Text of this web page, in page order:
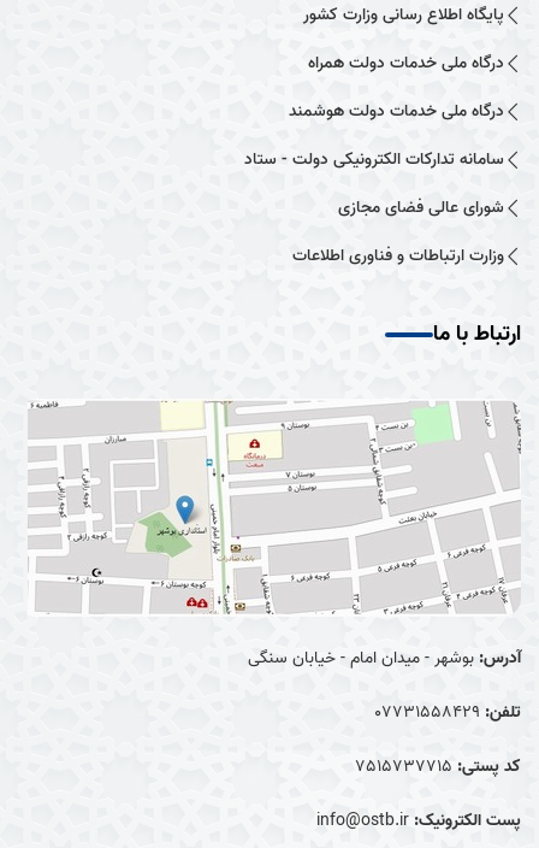
پایگاه اطلاع رسانی وزارت کشور
درگاه ملی خدمات دولت همراه
درگاه ملی خدمات دولت هوشمند
سامانه تدارکات الکترونیکی دولت - ستاد
شورای عالی فضای مجازی
وزارت ارتباطات و فناوری اطلاعات
ارتباط با ما
آدرس: بوشهر - میدان امام - خیابان سنگی
تلفن: 07731558429
کد پستی: 7515737715
پست الکترونیک: info@ostb.ir